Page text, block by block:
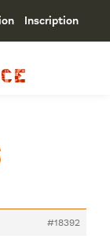
Inscription
#18392